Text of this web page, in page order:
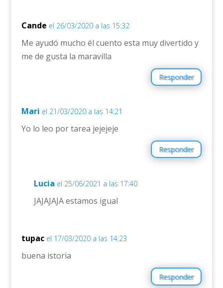
Cande el 26/03/2020 a las 15:32
Me ayudó mucho él cuento esta muy divertido y
me de gusta la maravilla
Responder
Mari el 21/03/2020 a las 14:21
Yo lo leo por tarea jejejeje
Responder
Lucia el 25/06/2021 a las 17:40
JAJAJAJA estamos igual
tupac el 17/03/2020 a las 14:23
buena istoria
Responder